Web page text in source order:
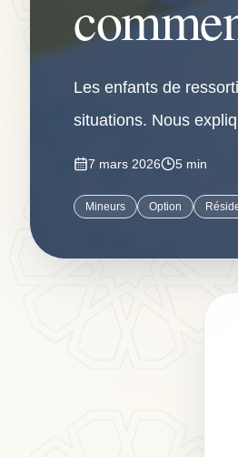
Les enfants de
situations. Nous
7 mars 2026 5 min
Mineurs Option